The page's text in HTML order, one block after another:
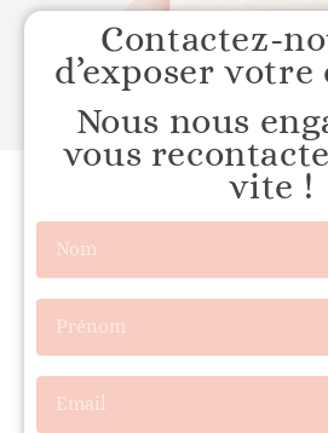
Contactez-
d’exposer votre
Nous nous
vous
vite !